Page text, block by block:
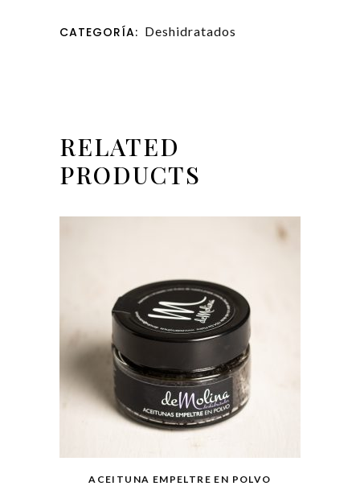
CATEGORÍA: Deshidratados
RELATED
PRODUCTS
ACEITUNA EMPELTRE EN POLVO